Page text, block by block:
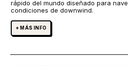
rápido del mundo diseñado para
condiciones de downwind.
+ MÁS INFO